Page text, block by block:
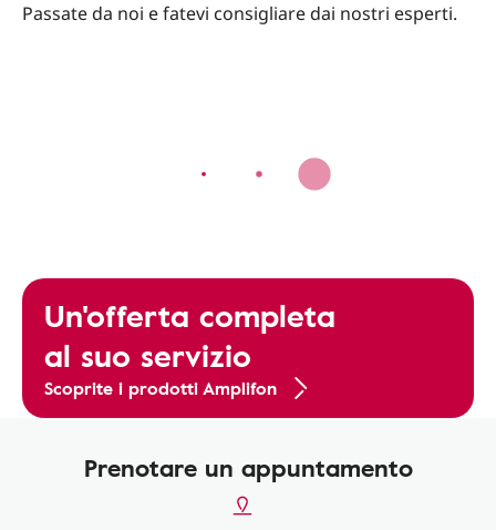
Passate da noi e fatevi consigliare dai nostri esperti.
Un'offerta completa
al suo servizio
Scoprite i prodotti Amplifon
Prenotare un appuntamento